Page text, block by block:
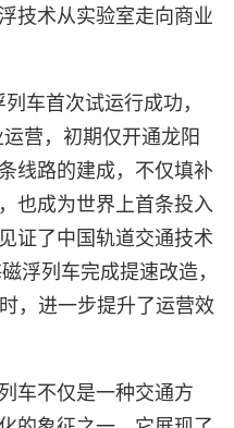
技术从实验室走向商业
车首次试运行成功，
营，初期仅开通龙阳
线路的建成，不仅填补
也成为世界上首条投入
证了中国轨道交通技术
浮列车完成提速改造，
，进一步提升了运营效
车不仅是一种交通方